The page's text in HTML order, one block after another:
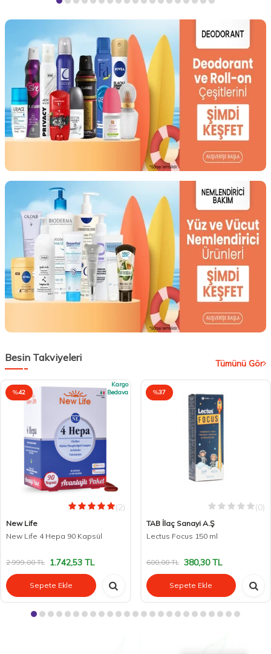
Besin Takviyeleri Tümünü Gör
%42
Kargo
Bedava
(2)
New Life
New Life 4 Hepa 90 Kapsül
2.999,00TL 1.742,53 TL
Sepete Ekle
%37
(0)
TAB İlaç Sanayi A.Ş
Lectus Focus 150 ml
600,00TL 380,30TL
Sepete Ekle